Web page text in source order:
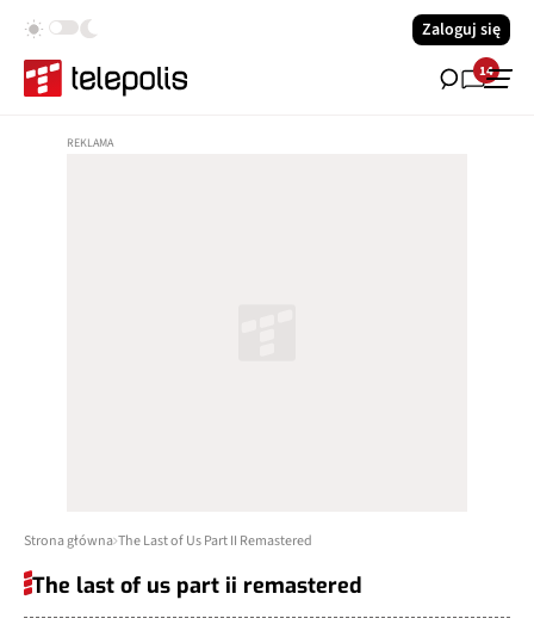
Zaloguj się
14
Strona główna The Last of Us Part II Remastered
The last of us part ii remastered